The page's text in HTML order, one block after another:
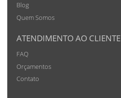
Blog
Quem Somos
ATENDIMENTO AO CLIENTE
FAQ
Orçamentos
Contato